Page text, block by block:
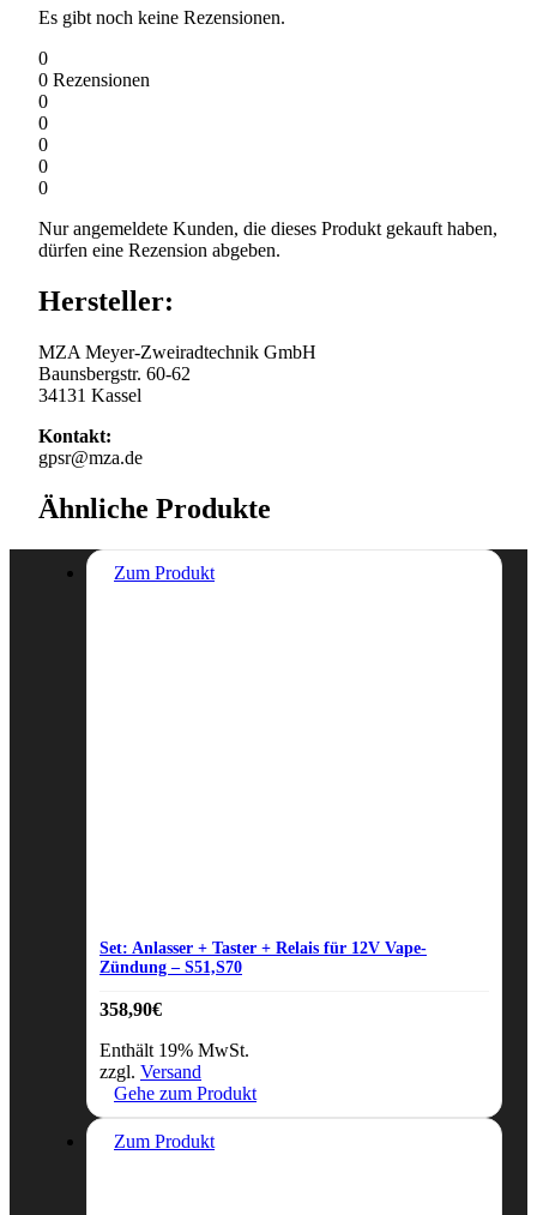
Es gibt noch keine Rezensionen.
0
0 Rezensionen
0
0
0
0
0
Nur angemeldete Kunden, die dieses Produkt gekauft haben,
dürfen eine Rezension abgeben.
Hersteller:
MZA Meyer-Zweiradtechnik GmbH
Baunsbergstr. 60-62
34131 Kassel
Kontakt:
gpsr@mza.de
Ähnliche Produkte
Zum Produkt
Set: Anlasser + Taster + Relais für 12V Vape-
Zündung – S51,S70
358,90€
Enthält 19% MwSt.
zzgl. Versand
Gehe zum Produkt
Zum Produkt